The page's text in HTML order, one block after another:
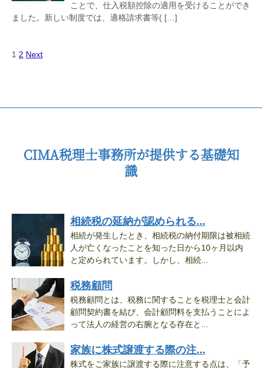
ことで、仕入税額控除の適用を受けることができ
ました。新しい制度では、適格請求書等( […]
1 2 Next
CIMA税理士事務所が提供する基礎知
識
相続税の延納が認められる...
相続が発生したとき、相続税の納付期限は被相続
人が亡くなったことを知った日から10ヶ月以内
と定められています。しかし、相続...
税務顧問
税務顧問とは、税務に関することを税理士と会計
顧問契約書を結び、会計顧問料を支払うことによ
って法人の経営の右腕となる存在と...
家族に株式譲渡する際の注...
株式をご家族に譲渡する際に注意する点は、「予